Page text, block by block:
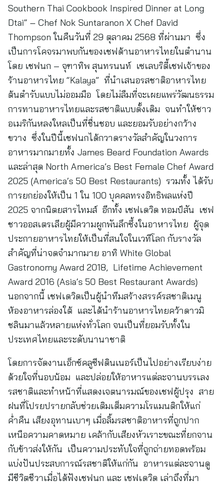
Southern Thai Cookbook Inspired Dinner at Long
Dtai” – Chef Nok Suntaranon X Chef David
Thompson ในคืนวันที่ 29 ตุลาคม 2568 ที่ผ่านมา ซึ่ง
เป็นการโคจรมาพบกันของเชฟด้านอาหารไทยในตำนาน
โดย เชฟนก – จุฑาทิพ สุนทรนนท์ เซเลบริตี้เชฟเจ้าของ
ร้านอาหารไทย “Kalaya” ที่นำเสนอรสชาติอาหารไทย
ต้นตำรับแบบไม่ออมมือ โดยไม่ลืมที่จะเผยแพร่วัฒนธรรม
การทานอาหารไทยและรสชาติแบบดั้งเดิม จนทำให้ชาว
อเมริกันหลงใหลเป็นที่ชื่นชอบ และยอมรับอย่างกว้าง
ขวาง ซึ่งในปีนี้เชฟนกได้กวาดรางวัลสำคัญในวงการ
อาหารมากมายทั้ง James Beard Foundation Awards
และล่าสุด North America’s Best Female Chef Award
2025 (America’s 50 Best Restaurants) รวมทั้ง ได้รับ
การยกย่องให้เป็น 1 ใน 100 บุคคลทรงอิทธิพลแห่งปี
2025 จากนิตยสารไทมส์ อีกทั้ง เชฟเดวิด ทอมป์สัน เชฟ
ชาวออสเตรเลียผู้มีความผูกพันลึกซึ้งในอาหารไทย ผู้จุด
ประกายอาหารไทยให้เป็นที่สนใจในเวทีโลก กับรางวัล
สำคัญที่น่าจดจำมากมาย อาทิ White Global
Gastronomy Award 2018, Lifetime Achievement
Award 2016 (Asia’s 50 Best Restaurant Awards)
นอกจากนี้ เชฟเดวิดเป็นผู้นำทีมสร้างสรรค์รสชาติเมนู
ห้องอาหารล่องใต้ และได้นำร้านอาหารไทยคว้าดาวมิ
ชลินมาแล้วหลายแห่งทั่วโลก จนเป็นที่ยอมรับทั้งใน
ประเทศไทยและระดับนานาชาติ
โดยการจัดงานเอ็กซ์คลูซีฟดินเนอร์เป็นไปอย่างเรียบง่าย
ด้วยใจที่นอบน้อม และปล่อยให้อาหารแต่ละจานบรรเลง
รสชาติและทำหน้าที่แสดงเจตนารมณ์ของเชฟผู้ปรุง สาย
ฝนที่โปรยปรายกลับช่วยเติมเต็มความโรแมนติกให้แก่
ค่ำคืน เสียงอุทานเบาๆ เมื่อลิ้มรสชาติอาหารที่ถูกปาก
เหนือความคาดหมาย เคล้ากับเสียงหัวเราะขณะที่ยกจาน
กับข้าวส่งให้กัน เป็นความประทับใจที่ถูกถ่ายทอดพร้อม
แบ่งปันประสบการณ์รสชาติให้แก่กัน อาหารแต่ละจานดู
มีชีวิตชีวาเมื่อได้ฟังเชฟนก และ เชฟเดวิด เล่าถึงที่มา